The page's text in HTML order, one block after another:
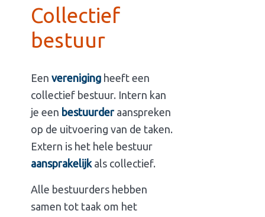
Collectief
bestuur
Een vereniging heeft een
collectief bestuur. Intern kan
je een bestuurder aanspreken
op de uitvoering van de taken.
Extern is het hele bestuur
aansprakelijkals collectief.
Alle bestuurders hebben
samen tot taak om het